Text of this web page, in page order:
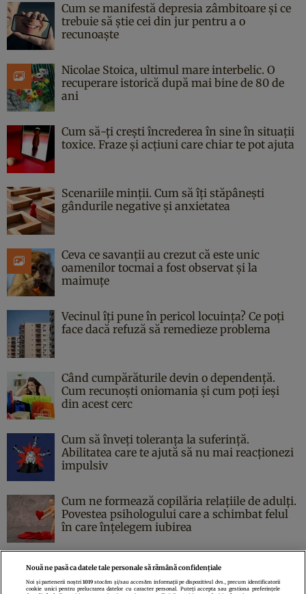
Cum se manifestă depresia zâmbitoare și ce
trebuie să știe cei din jur pentru a o
recunoaște
Nicolae Stoica, ultimul mare interbelic. O
recuperare istorică după mai bine de 80 de
ani
Cum să-ți crești încrederea în sine în situații
toxice. Fraze și acțiuni care chiar te pot ajuta
Scenariile minții. Cum să îți stăpânești
gândurile negative și anxietatea
Ceva ce savanții au crezut că este unic
oamenilor tocmai a fost observat și la
maimuțe
Vecinul îți pune în pericol locuința? Ce poți
face dacă refuză să remedieze problema
Când cumpărăturile devin o dependență.
Cum recunoști oniomania și cum poți ieși
din acest cerc
Cum să înveți toleranța la suferință.
Abilitatea care te ajută să nu mai reacționezi
impulsiv
Cum ne formează copilăria relațiile de adulți.
Povestea psihologului care a schimbat felul
în care înțelegem iubirea
Nouă ne pasă ca datele tale personale să rămână confidențiale
Noi și partenerii noștri1019 stocăm și/sau accesăm informații pe dispozitivul dvs., precum identificatorii
cookie unici pentru prelucrarea datelor cu caracter personal. Puteți accepta sau gestiona preferințele